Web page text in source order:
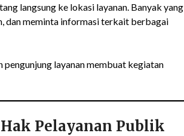
langsung ke lokasi layanan. Banyak yang
dan meminta informasi terkait berbagai
pengunjung layanan membuat kegiatan
Pelayanan Publik